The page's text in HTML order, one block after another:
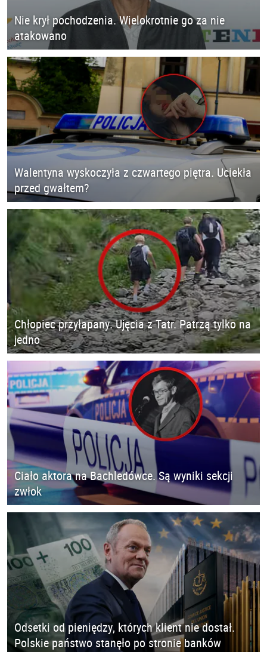
Nie krył pochodzenia. Wielokrotnie go za nie
atakowano
Walentyna wyskoczyła z czwartego piętra. Uciekła
przed gwałtem?
Chłopiec przyłapany. Ujęcia z Tatr. Patrzą tylko na
jedno
Ciało aktora na Bachledówce. Są wyniki sekcji
zwłok
Odsetki od pieniędzy, których klient nie dostał.
Polskie państwo stanęło po stronie banków